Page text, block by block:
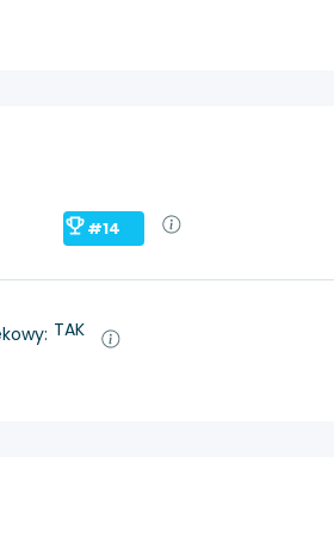
#14
TAK